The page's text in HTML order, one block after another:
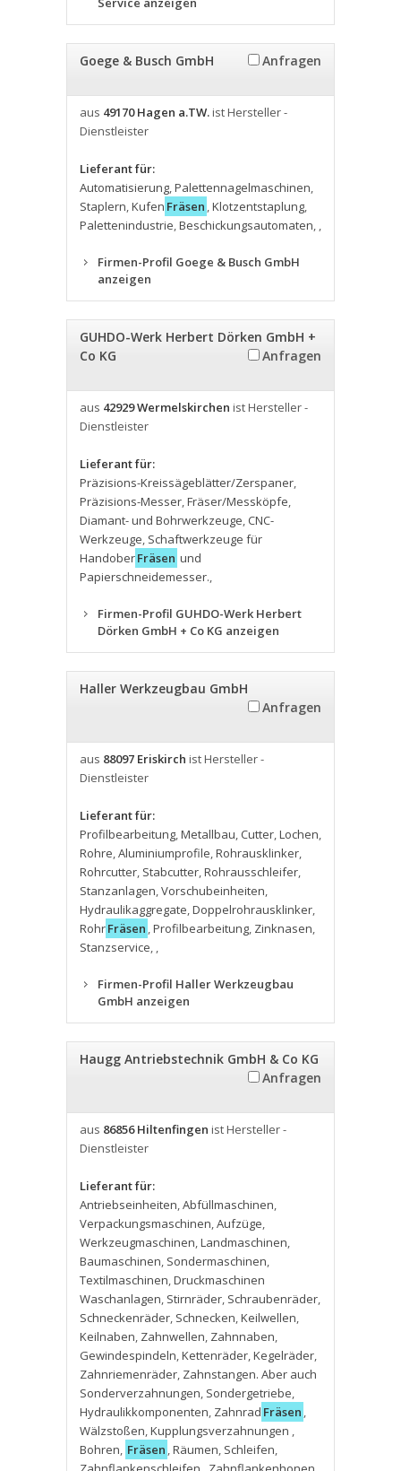
Goege & Busch GmbH Anfragen
aus 49170 Hagen a.TW.ist Hersteller -
Dienstleister
Lieferant für:
Automatisierung,Palettennagelmaschinen,
Staplern,Kufen Fräsen ,Klotzentstaplung,
Palettenindustrie,Beschickungsautomaten, ,
Firmen-Profil Goege & Busch GmbH
anzeigen
GUHDO-Werk Herbert Dörken GmbH +
Co KG
Anfragen
aus 42929 Wermelskirchen ist Hersteller -
Dienstleister
Lieferant für:
Präzisions-Kreissägeblätter/Zerspaner,
Präzisions-Messer,Fräser/Messköpfe,
Diamant- und Bohrwerkzeuge, CNC-
Werkzeuge, Schaftwerkzeuge für
HandoberFräsen und
Papierschneidemesser.,
Firmen-Profil GUHDO-Werk Herbert
Dörken GmbH + Co KG anzeigen
Haller Werkzeugbau GmbH
Anfragen
aus 88097 Eriskirch ist Hersteller -
Dienstleister
Lieferant für:
Profilbearbeitung,Metallbau, Cutter,Lochen,
Rohre,Aluminiumprofile,Rohrausklinker,
Rohrcutter, Stabcutter,Rohrausschleifer,
Stanzanlagen,Vorschubeinheiten,
Hydraulikaggregate,Doppelrohrausklinker,
RohrFräsen ,Profilbearbeitung, Zinknasen,
Stanzservice, ,
Firmen-Profil Haller Werkzeugbau
GmbH anzeigen
Haugg Antriebstechnik GmbH & Co KG
Anfragen
aus 86856 Hiltenfingen ist Hersteller -
Dienstleister
Lieferant für:
Antriebseinheiten,Abfüllmaschinen,
Verpackungsmaschinen,Aufzüge,
Werkzeugmaschinen,Landmaschinen,
Baumaschinen, Sondermaschinen,
Textilmaschinen,Druckmaschinen
Waschanlagen, Stirnräder, Schraubenräder,
Schneckenräder, Schnecken,Keilwellen,
Keilnaben, Zahnwellen, Zahnnaben,
Gewindespindeln,Kettenräder,Kegelräder,
Zahnriemenräder, Zahnstangen. Aber auch
Sonderverzahnungen, Sondergetriebe,
Hydraulikkomponenten, Zahnrad Fräsen ,
Wälzstoßen,Kupplungsverzahnungen ,
Bohren, Fräsen ,Räumen, Schleifen,